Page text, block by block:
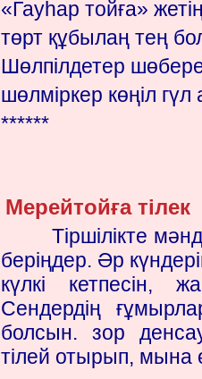
«Гауһар тойға»
төрт құбылаң тең
Шөлпілдетер
шөлміркер көңіл гүл
******
Мерейтойға тілек
Тіршілікте
беріңдер. Әр
күлкі кетпесін,
Сендердің
болсын. зор
тілей отырып,